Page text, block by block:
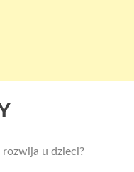
rozwija u dzieci?